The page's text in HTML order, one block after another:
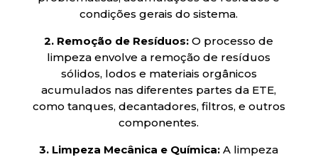
condições gerais do sistema.
2. Remoção de Resíduos: O processo de
limpeza envolve a remoção de resíduos
sólidos, lodos e materiais orgânicos
acumulados nas diferentes partes da ETE,
como tanques, decantadores, filtros, e outros
componentes.
3. Limpeza Mecânica e Química: A limpeza